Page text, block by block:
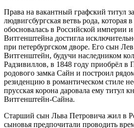
Права на вакантный графский титул
людвигсбургская ветвь рода, которая
обосновалась в Российской империи
Витгенштейна достигла
при петербургском дворе. Его сын
Витгенштейн, будучи наследником
Радзивиллов, в 1848 году приобрёл в
родового замка Сайн и построил
резиденцию в романтическом стиле
прусская корона даровала ему титул
Витгенштейн-Сайна.
Старший сын Льва Петровича жил в
сыновья предпочитали проводить